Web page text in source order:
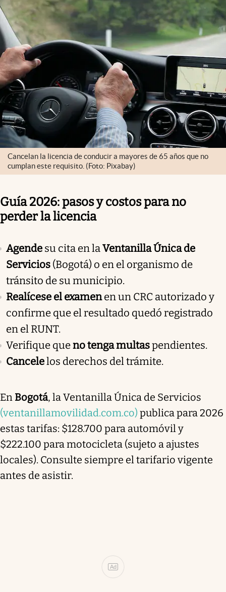
Cancelan la licencia de conducir a mayores de 65 años que no
cumplan este requisito. (Foto: Pixabay)
Guía 2026: pasos y costos para no
perder la licencia
Agende su cita en la Ventanilla Única de
Servicios (Bogotá) o en el organismo de
tránsito de su municipio.
Realícese el examenen un CRC autorizado y
confirme que el resultado quedó registrado
en el RUNT.
Verifique queno tenga multaspendientes.
Cancelelos derechos del trámite.
En Bogotá, la Ventanilla Única de Servicios
(ventanillamovilidad.com.co) publica para 2026
estas tarifas: $128.700 para automóvil y
$222.100 para motocicleta (sujeto a ajustes
locales). Consulte siempre el tarifario vigente
antes de asistir.
Ad